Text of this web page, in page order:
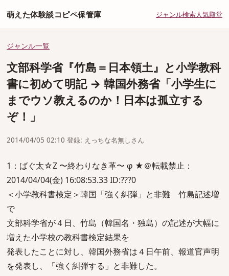
萌えた体験談コピペ保管庫 ジャンル検索人気殿堂
ジャンル一覧
文部科学省『竹島＝日本領土』と小学教科
書に初めて明記 → 韓国外務省「小学生に
までウソ教えるのか！日本は孤立する
ぞ！」
2014/04/05 02:10 登録: えっちな名無しさん
1：ばぐ太☆Z 〜終わりなき革〜 φ ★＠転載禁止：
2014/04/04(金) 16:08:53.33 ID:???0
＜小学教科書検定＞韓国「強く糾弾」と非難 竹島記述増
で
文部科学省が４日、竹島（韓国名・独島）の記述が大幅に
増えた小学校の教科書検定結果を
発表したことに対し、韓国外務省は４日午前、報道官声明
を発表し、「強く糾弾する」と非難した。